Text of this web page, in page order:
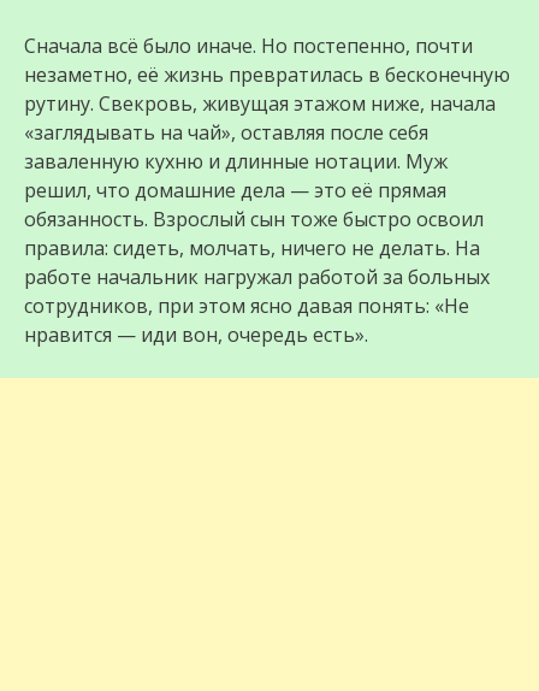
Сначала всё было иначе. Но постепенно, почти
незаметно, её жизнь превратилась в бесконечную
рутину. Свекровь, живущая этажом ниже, начала
«заглядывать на чай», оставляя после себя
заваленную кухню и длинные нотации. Муж
решил, что домашние дела — это её прямая
обязанность. Взрослый сын тоже быстро освоил
правила: сидеть, молчать, ничего не делать. На
работе начальник нагружал работой за больных
сотрудников, при этом ясно давая понять: «Не
нравится — иди вон, очередь есть».